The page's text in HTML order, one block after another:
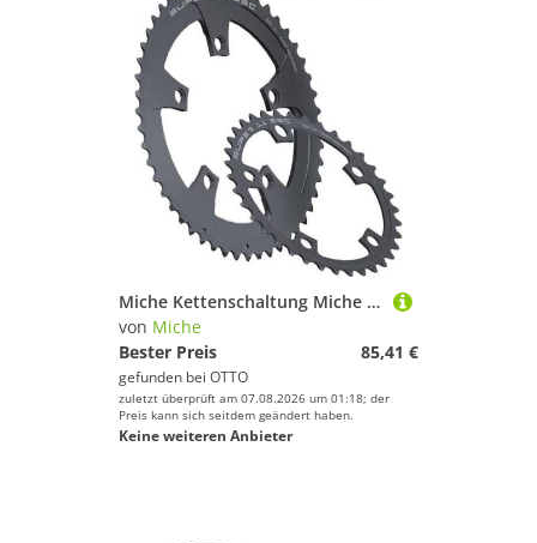
Miche Kettenschaltung Miche Kettenblatt Super11 SSC BCD 110 außen 52 Zähne schwarz 11fach
von Miche
Bester Preis
85,41 €
gefunden bei OTTO
zuletzt überprüft am 07.08.2026 um 01:18; der
Preis kann sich seitdem geändert haben.
Keine weiteren Anbieter